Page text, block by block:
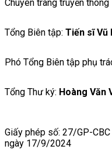
Chuyên trang truyền
Tổng Biên tập: Tiến sĩ Vũ
Phó Tổng Biên tập phụ
Tổng Thư ký: Hoàng Văn
Giấy phép số: 27/GP-
ngày 17/9/2024